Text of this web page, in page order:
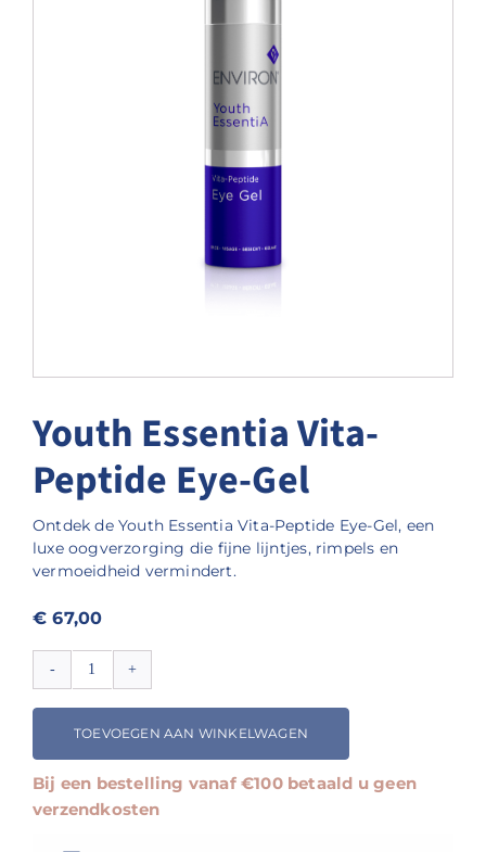
Youth Essentia Vita-
Peptide Eye-Gel
Ontdek de Youth Essentia Vita-Peptide Eye-Gel, een
luxe oogverzorging die fijne lijntjes, rimpels en
vermoeidheid vermindert.
€ 67,00
Youth
Vita-
Gel
aantal
TOEVOEGEN AAN WINKELWAGEN
Bij een bestelling vanaf €100 betaald u geen
verzendkosten